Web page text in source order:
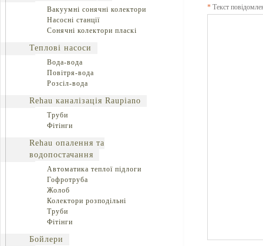
Вакуумні сонячні колектори
Насосні станції
Сонячні колектори пласкі
Теплові насоси
Вода-вода
Повітря-вода
Розсіл-вода
Rehau каналізація Raupiano
Труби
Фітінги
Rehau опалення та
водопостачання
Автоматика теплої підлоги
Гофротруба
Жолоб
Колектори розподільні
Труби
Фітінги
Бойлери
*Текст